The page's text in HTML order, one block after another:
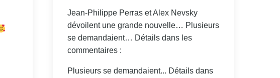
Jean-Philippe Perras et Alex Nevsky
dévoilent une grande nouvelle… Plusieurs
se demandaient… Détails dans les
commentaires :
Plusieurs se demandaient... Détails dans